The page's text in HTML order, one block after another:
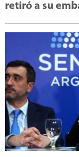
retiró a su